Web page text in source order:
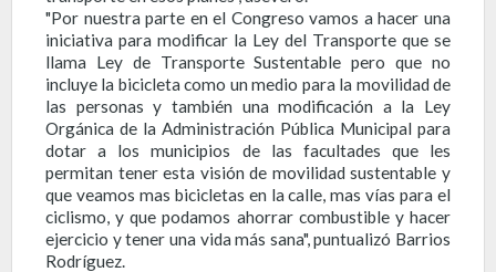
"Por nuestra parte en el Congreso vamos a hacer una
iniciativa para modificar la Ley del Transporte que se
llama Ley de Transporte Sustentable pero que no
incluye la bicicleta como un medio para la movilidad de
las personas y también una modificación a la Ley
Orgánica de la Administración Pública Municipal para
dotar a los municipios de las facultades que les
permitan tener esta visión de movilidad sustentable y
que veamos mas bicicletas en la calle, mas vías para el
ciclismo, y que podamos ahorrar combustible y hacer
ejercicio y tener una vida más sana", puntualizó Barrios
Rodríguez.